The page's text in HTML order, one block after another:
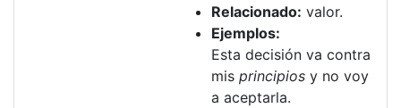
Relacionado: valor.
Ejemplos:
Esta decisión va contra
mis principios y no voy
a aceptarla.